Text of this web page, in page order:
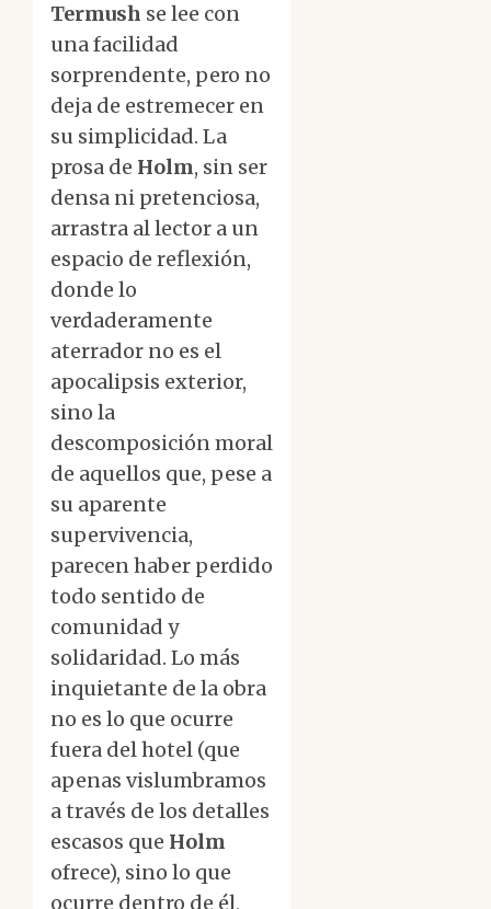
Termush se lee con
una facilidad
sorprendente, pero no
deja de estremecer en
su simplicidad. La
prosa de Holm, sin ser
densa ni pretenciosa,
arrastra al lector a un
espacio de reflexión,
donde lo
verdaderamente
aterrador no es el
apocalipsis exterior,
sino la
descomposición moral
de aquellos que, pese a
su aparente
supervivencia,
parecen haber perdido
todo sentido de
comunidad y
solidaridad. Lo más
inquietante de la obra
no es lo que ocurre
fuera del hotel (que
apenas vislumbramos
a través de los detalles
escasos que Holm
ofrece), sino lo que
ocurre dentro de él,